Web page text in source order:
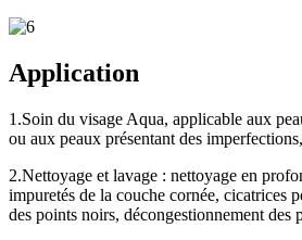
Application
1.Soin du visage Aqua, applicable aux
ou aux peaux présentant des
2.Nettoyage et lavage : nettoyage en
impuretés de la couche cornée, cicatrices
des points noirs, décongestionnement des